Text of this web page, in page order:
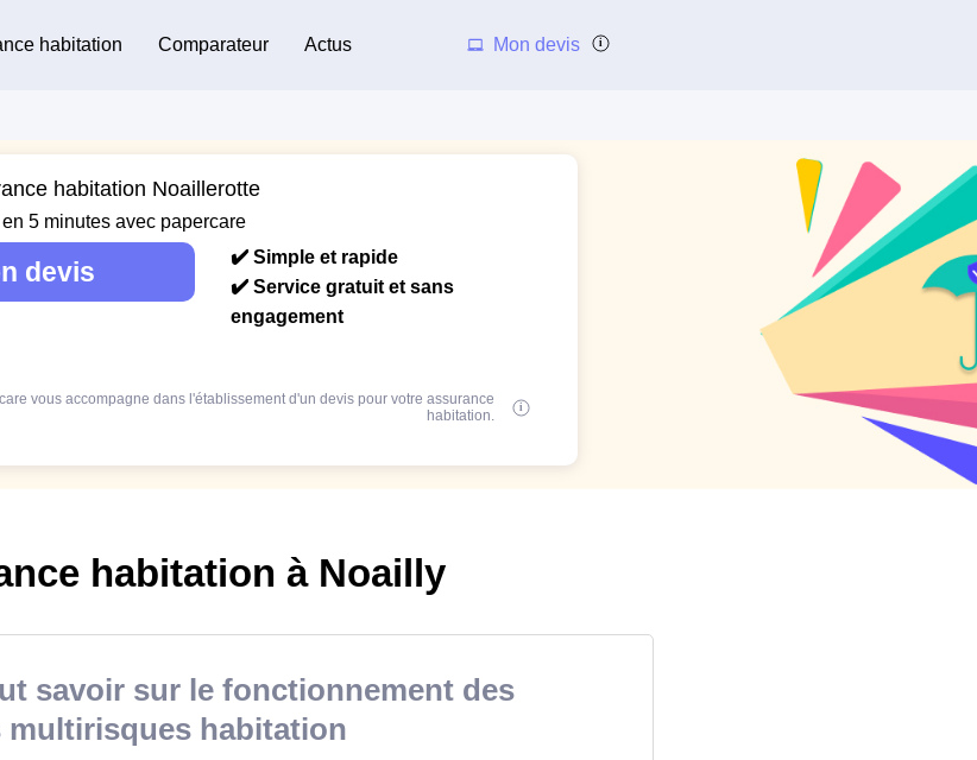
habitation Comparateur Actus Mon devis
habitation Noaillerotte
5 minutes avec papercare
devis
✔️ Simple et rapide
✔️ Service gratuit et sans
engagement
vous accompagne dans l'établissement d'un devis pour votre assurance
habitation.
habitation à Noailly
savoir sur le fonctionnement des
multirisques habitation